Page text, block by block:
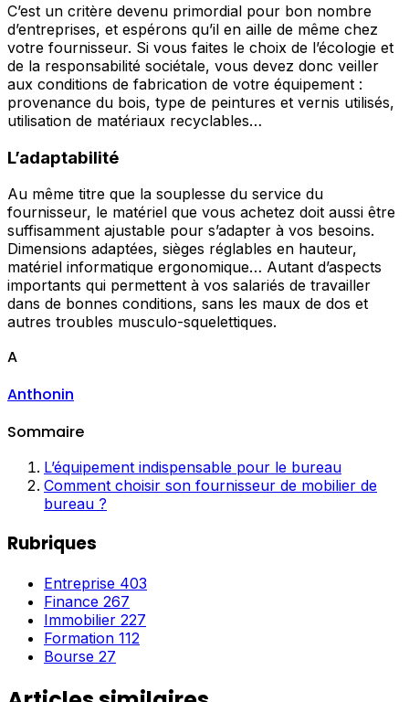
C’est un critère devenu primordial pour bon nombre
d’entreprises, et espérons qu’il en aille de même chez
votre fournisseur. Si vous faites le choix de l’écologie et
de la responsabilité sociétale, vous devez donc veiller
aux conditions de fabrication de votre équipement :
provenance du bois, type de peintures et vernis utilisés,
utilisation de matériaux recyclables…
L’adaptabilité
Au même titre que la souplesse du service du
fournisseur, le matériel que vous achetez doit aussi être
suffisamment ajustable pour s’adapter à vos besoins.
Dimensions adaptées, sièges réglables en hauteur,
matériel informatique ergonomique… Autant d’aspects
importants qui permettent à vos salariés de travailler
dans de bonnes conditions, sans les maux de dos et
autres troubles musculo-squelettiques.
A
Anthonin
Sommaire
L’équipement indispensable pour le bureau
Comment choisir son fournisseur de mobilier de
bureau ?
Rubriques
Entreprise 403
Finance 267
Immobilier 227
Formation 112
Bourse 27